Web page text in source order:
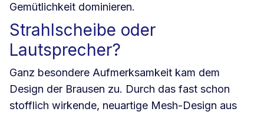
Gemütlichkeit dominieren.
Strahlscheibe oder
Lautsprecher?
Ganz besondere Aufmerksamkeit kam dem
Design der Brausen zu. Durch das fast schon
stofflich wirkende, neuartige Mesh-Design aus